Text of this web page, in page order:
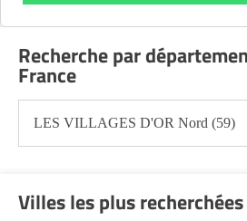
Recherche par
France
LES VILLAGES D'OR Nord (59)
Villes les plus recherchées